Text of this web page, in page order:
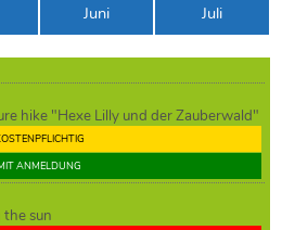
Juni Juli
hike "Hexe Lilly und der Zauberwald"
ANMELDUNG
the sun